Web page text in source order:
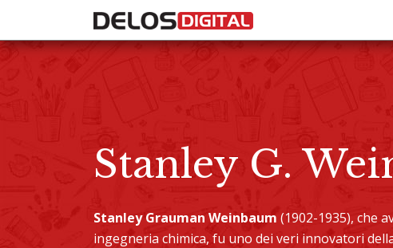
Stanley G.
Stanley Grauman Weinbaum (1902-1935), che
ingegneria chimica, fu uno dei veri innovatori